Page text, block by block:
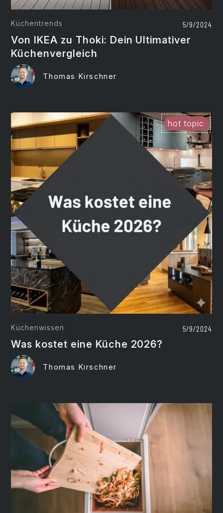
Küchentrends 5/9/2024
Von IKEA zu Thoki: Dein Ultimativer
Küchenvergleich
Thomas Kirschner
hot topic
Küchenwissen 5/9/2024
Was kostet eine Küche 2026?
Thomas Kirschner